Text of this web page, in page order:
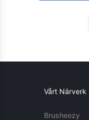
Vårt Närverk
Brusheezy